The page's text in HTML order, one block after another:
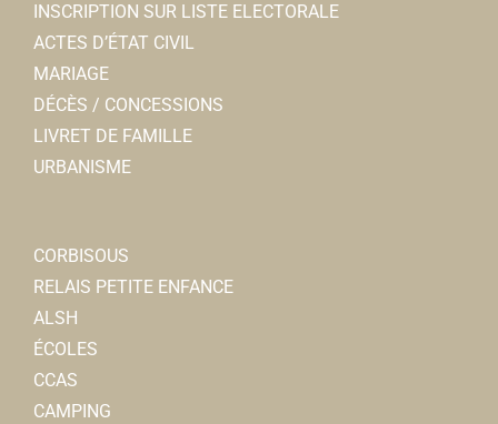
INSCRIPTION SUR LISTE ELECTORALE
ACTES D’ÉTAT CIVIL
MARIAGE
DÉCÈS / CONCESSIONS
LIVRET DE FAMILLE
URBANISME
CORBISOUS
RELAIS PETITE ENFANCE
ALSH
ÉCOLES
CCAS
CAMPING